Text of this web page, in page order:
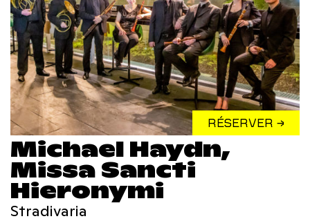
RÉSERVER →
Michael Haydn,
Missa Sancti
Hieronymi
Stradivaria